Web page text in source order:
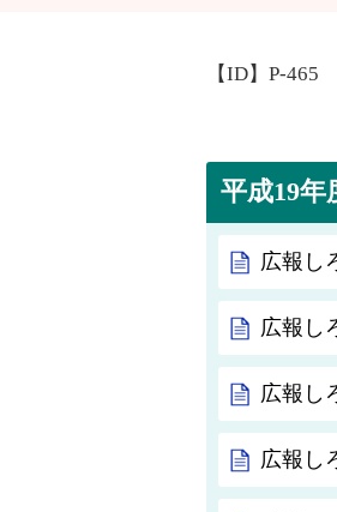
【ID】 P-465
平成19年
広報し
広報し
広報し
広報し